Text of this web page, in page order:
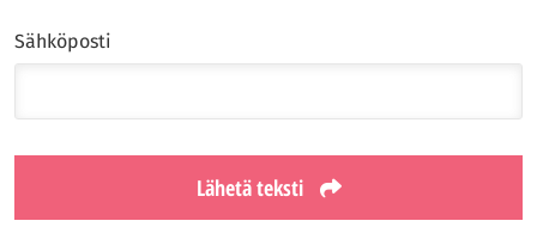
Sähköposti
Lähetä teksti